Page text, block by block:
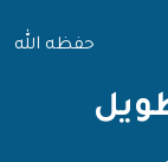
حفظه الله